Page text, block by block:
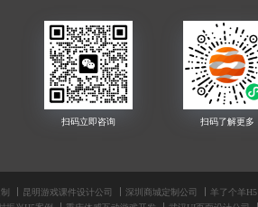
昆明游戏课件设计公司 深圳商城定制公司
羊了个羊H5